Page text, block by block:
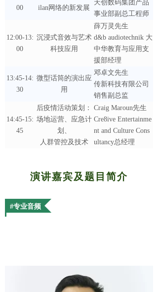
00
ilan网络的新发展
天创数码集团产品
事业部副总工程师
12:00-13:
00
沉浸式音效与艺术
科技应用
薛万灵先生
d&b audiotechnik 大
中华教育与应用支
援部经理
13:45-14:
30
微型话筒的演出应
用
邓卓文先生
传新科技有限公司
销售副总监
14:45-15:
45
后疫情活动策划：
场地运营、应急计
划 、
人群管控及技术
Craig Maroun先生
Cre8ive Entertainme
nt and Culture Cons
ultancy总经理
演讲嘉宾及题目简介
#专业音频